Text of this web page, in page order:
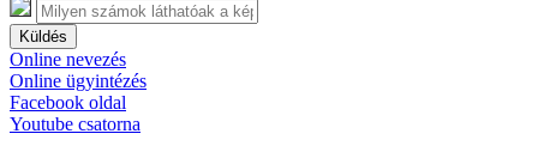
Küldés
Online nevezés
Online ügyintézés
Facebook oldal
Youtube csatorna